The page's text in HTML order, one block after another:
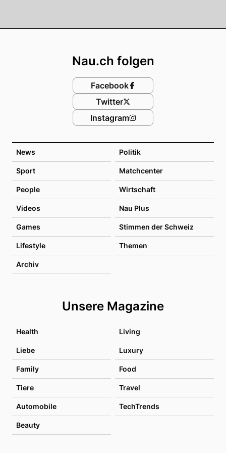
News Politik
Sport Matchcenter
People Wirtschaft
Videos Nau Plus
Games Stimmen der Schweiz
Lifestyle Themen
Archiv
Unsere Magazine
Health Living
Liebe Luxury
Family Food
Tiere Travel
Automobile TechTrends
Beauty
Nau.ch folgen
Facebook
Twitter
Instagram